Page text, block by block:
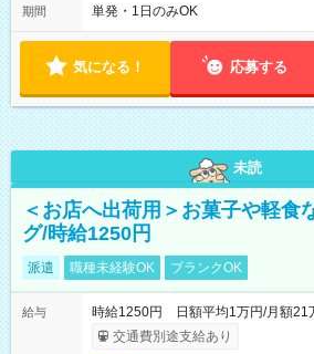
期間 単発・1日のみOK
気になる！ 応募する
未読
＜お店へ出荷用＞お菓子や軽食
グ/時給1250円
派遣 職種未経験OK ブランクOK
給与
時給1250円 日額平均1万円/月額21
交通費別途支給あり